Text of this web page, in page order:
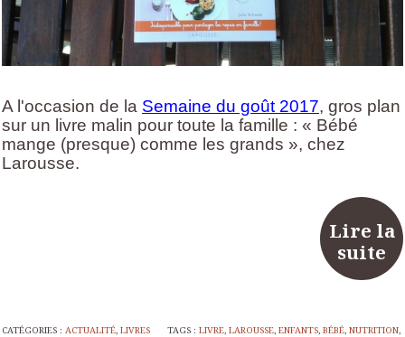
A l'occasion de la Semaine du goût 2017, gros plan
sur un livre malin pour toute la famille : « Bébé
mange (presque) comme les grands », chez
Larousse.
Lire la
suite
CATÉGORIES : ACTUALITÉ, LIVRES TAGS :LIVRE,LAROUSSE,ENFANTS,BÉBÉ,NUTRITION,